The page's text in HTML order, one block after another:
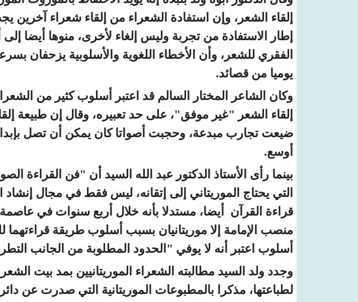
إلقاء الشعر، وإن استفادة الشعراء من إلقاء شعراء
إطار الاستفادة من تجربة وليس إلغاء لأخرى، منوها أيضا
الفقري للشعر، وأن الأخطاء اللغوية والأسلوبية يزحفان
يوميا من قصائد.
وكان الشاعر المختار السالم قد اعتبر أسلوب كثير من
إلقاء الشعر "غير موفق"، على حد تعبيره، وقال إن طبيعة
ضيعت تجارب مبدعة، وحجبت أصواتا كان يمكن أن تصل
أوسع.
بينما رأى الأستاذ الدكتور عبد الله السيد أن "فن القراءة
التي يحتاج الموريتاني إلى إتقانه، ليس فقط في مجال
قراءة القرآن أيضا، مستدلا بأنه خلال أربع سنوات في
منصب الإمامة إلا موريتانيان بسبب أسلوب طريقة قراءتهما
أسلوب اعتبر أنه لا يوفي "الحدود المطلوبة من الجانب
وجدد ولد السيد مطالبته الشعراء الموريتانيين بمد بيت الشعر
لطباعتها، مذكرا بالمطبوعات الموريتانية التي صدرت عن